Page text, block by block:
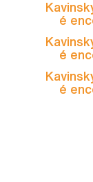
é
é
é